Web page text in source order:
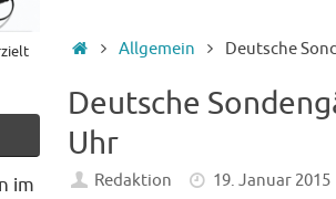
Startseite
Allgemein Deutsche
Deutsche
Uhr
Redaktion 19. Januar 2015
im